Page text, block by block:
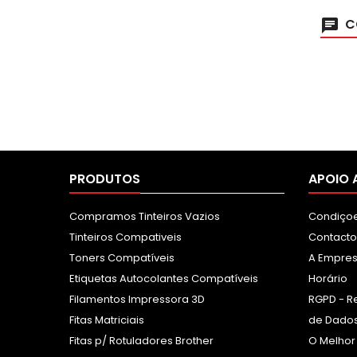
PRODUTOS
Compramos Tinteiros Vazios
Tinteiros Compativeis
Toners Compatíveis
Etiquetas Autocolantes Compatíveis
Filamentos Impressora 3D
Fitas Matriciais
Fitas p/ Rotuladores Brother
APOIO
A
Horário
RGPD -
de
O